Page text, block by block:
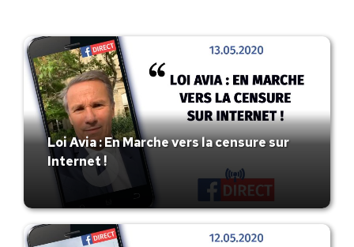
Loi Avia : En Marche vers la censure sur
Internet !